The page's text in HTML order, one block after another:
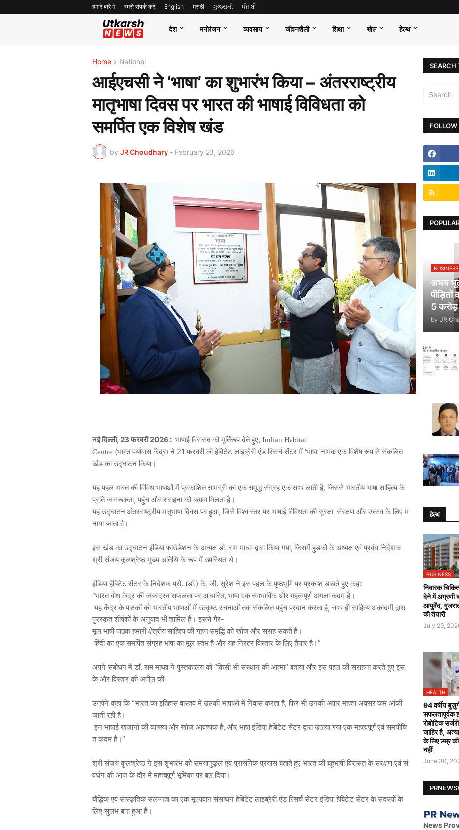
हमारे बारे में हमसे संपर्क करें English मराठी ગુજરાતી ਪੰਜਾਬੀ
देश मनोरंजन व्यवसाय जीवनशैली शिक्षा खेल हेल्थ
Home National
आईएचसी ने ‘भाषा’ का शुभारंभ किया – अंतरराष्ट्रीय
मातृभाषा दिवस पर भारत की भाषाई विविधता को
समर्पित एक विशेष खंड
by JR Choudhary - February 23, 2026
नईदिल्ली, 23 फरवरी2026 : भाषाई विरासत को मूर्तिरूप देते हुए, Indian Habitat
Centre (भारत पर्यावास केंद्र) ने 21 फरवरी को हेबिटेट लाइब्रेरी एंड रिसर्च सेंटर में ‘भाषा’ नामक एक विशेष रूप से संकलित
खंड का उद्घाटन किया।
यह पहल भारत की विविध भाषाओं में प्रकाशित सामग्री का एक समृद्ध संग्रह एक साथ लाती है, जिससे भारतीय भाषा साहित्य के
प्रति जागरूकता, पहुंच और सराहना को बढ़ावा मिलता है।
यह उद्घाटन अंतरराष्ट्रीय मातृभाषा दिवस पर हुआ, जिसे विश्व स्तर पर भाषाई विविधता की सुरक्षा, संरक्षण और उत्सव के लिए म
नाया जाता है।
इस खंड का उद्घाटन इंडिया फाउंडेशन के अध्यक्ष डॉ. राम माधव द्वारा किया गया, जिसमें हुडको के अध्यक्ष एवं प्रबंध निदेशक
श्री संजय कुलश्रेष्ठ मुख्य अतिथि के रूप में उपस्थित थे।
इंडिया हेबिटेट सेंटर के निदेशक प्रो. (डॉ.) के. जी. सुरेश ने इस पहल के पृष्ठभूमि पर प्रकाश डालते हुए कहा:
“भारत बोध केंद्र की जबरदस्त सफलता पर आधारित, भाषा एक स्वाभाविक और महत्वपूर्ण अगला कदम है।
यह केंद्र के पाठकों को भारतीय भाषाओं में उत्कृष्ट रचनाओं तक संकलित पहुंच प्रदान करता है, साथ ही साहित्य अकादमी द्वारा
पुरस्कृत शीर्षकों के अनुवाद भी शामिल हैं। इससे गैर-
मूल भाषी पाठक हमारी क्षेत्रीय साहित्य की गहन समृद्धि को खोज और सराह सकते हैं।
हिंदी का एक समर्पित संग्रह भाषा का मूल स्तंभ है और यह निरंतर विस्तार के लिए तैयार है।”
अपने संबोधन में डॉ. राम माधव ने पुस्तकालय को“किसी भी संस्थान की आत्मा” बताया और इस पहल की सराहना करते हुए इस
के और विस्तार की अपील की।
उन्होंने कहा कि“भारत का इतिहास वास्तव में उसकी भाषाओं में निवास करता है, फिर भी उनकी अपार महत्ता अक्सर कम आंकी
जाती रही है।
इन भाषाई खजानों की व्याख्या और खोज आवश्यक है, और भाषा इंडिया हेबिटेट सेंटर द्वारा उठाया गया एक महत्वपूर्ण एवं समयोचि
त कदम है।”
श्री संजय कुलश्रेष्ठ ने इस शुभारंभ को समयानुकूल एवं प्रासंगिक प्रयास बताते हुए भारत की बहुभाषी विरासत के संरक्षण एवं सं
वर्धन की आज के दौर में महत्वपूर्ण भूमिका पर बल दिया।
बौद्धिक एवं सांस्कृतिक संलग्नता का एक मूल्यवान संसाधन हेबिटेट लाइब्रेरी एंड रिसर्च सेंटर इंडिया हेबिटेट सेंटर के सदस्यों के
लिए सुलभ बना हुआ है।
SEARCH
FOLLOW
BUSINESS
अभय
पीड़ितों
5 करोड़
by JR
हेल्थ
BUSINESS
निवारक
देने में अग्रणी
आयुर्वेद,
की तैयारी
July 29,
HEALTH
94 वर्षीय
सफलतापूर्वक
रोबोटिक
जाहिर है,
के लिए उम्र की
नहीं
June 30,
News